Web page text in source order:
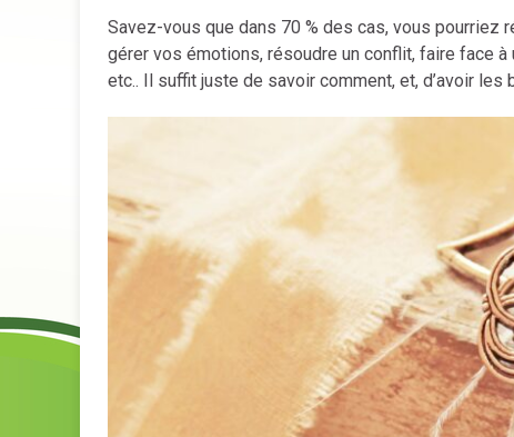
Savez-vous que dans 70 % des cas, vous pourriez
gérer vos émotions, résoudre un conflit, faire face
etc.. Il suffit juste de savoir comment, et, d’avoir les